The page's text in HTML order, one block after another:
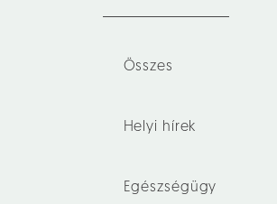
Összes
Helyi hírek
Egészségügy